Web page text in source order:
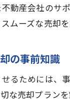
動産会社のサ
ムーズな売却
の事前知識
るためには、
な売却プラン